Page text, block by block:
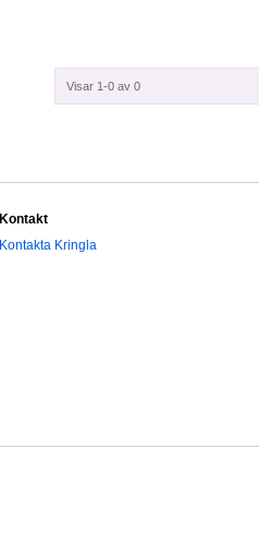
Visar 1-0 av 0
Kontakt
Kontakta Kringla